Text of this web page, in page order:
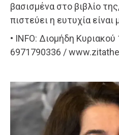
βασισμένα στο βιβλίο
πιστεύει η ευτυχία είναι
• INFO: Διομήδη
6971790336 /